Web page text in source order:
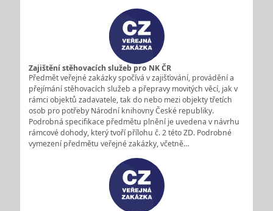
Zajištění stěhovacích služeb pro NK ČR
Předmět veřejné zakázky spočívá v zajišťování, provádění a
přejímání stěhovacích služeb a přepravy movitých věcí, jak v
rámci objektů zadavatele, tak do nebo mezi objekty třetích
osob pro potřeby Národní knihovny České republiky.
Podrobná specifikace předmětu plnění je uvedena v návrhu
rámcové dohody, který tvoří přílohu č. 2 této ZD. Podrobné
vymezení předmětu veřejné zakázky, včetně…